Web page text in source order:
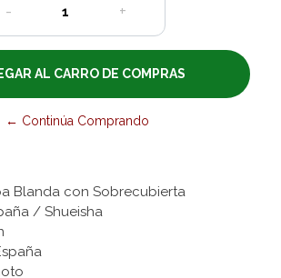
- +
← Continúa Comprando
Blanda con Sobrecubierta
/ Shueisha